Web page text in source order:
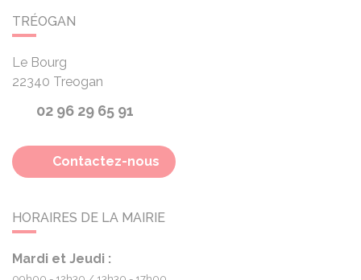
TRÉOGAN
Le Bourg
22340 Treogan
02 96 29 65 91
Contactez-nous
HORAIRES DE LA MAIRIE
Mardi et Jeudi :